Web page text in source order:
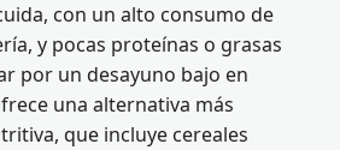
con un alto consumo de
y pocas proteínas o grasas
por un desayuno bajo en
una alternativa más
que incluye cereales